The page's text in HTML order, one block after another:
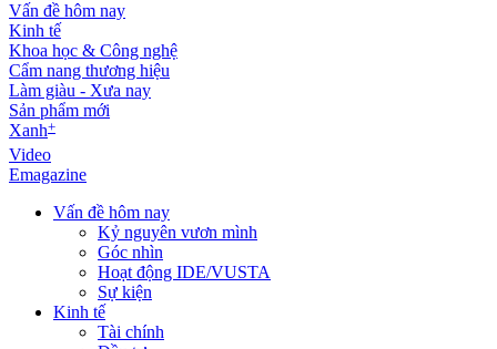
Vấn đề hôm nay
Kinh tế
Khoa học & Công nghệ
Cẩm nang thương hiệu
Làm giàu - Xưa nay
Sản phẩm mới
Xanh+
Video
Emagazine
Vấn đề hôm nay
Kỷ nguyên vươn mình
Góc nhìn
Hoạt động IDE/VUSTA
Sự kiện
Kinh tế
Tài chính